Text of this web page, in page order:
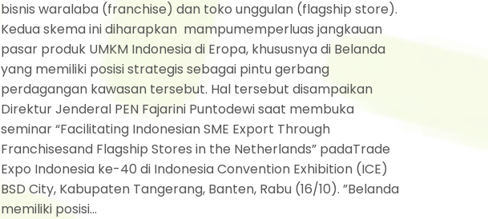
bisnis waralaba (franchise) dan toko unggulan (flagship store).
Kedua skema ini diharapkan mampumemperluas jangkauan
pasar produk UMKM Indonesia di Eropa, khususnya di Belanda
yang memiliki posisi strategis sebagai pintu gerbang
perdagangan kawasan tersebut. Hal tersebut disampaikan
Direktur Jenderal PEN Fajarini Puntodewi saat membuka
seminar “Facilitating Indonesian SME Export Through
Franchisesand Flagship Stores in the Netherlands” padaTrade
Expo Indonesia ke-40 di Indonesia Convention Exhibition (ICE)
BSD City, Kabupaten Tangerang, Banten, Rabu (16/10). ”Belanda
memiliki posisi...